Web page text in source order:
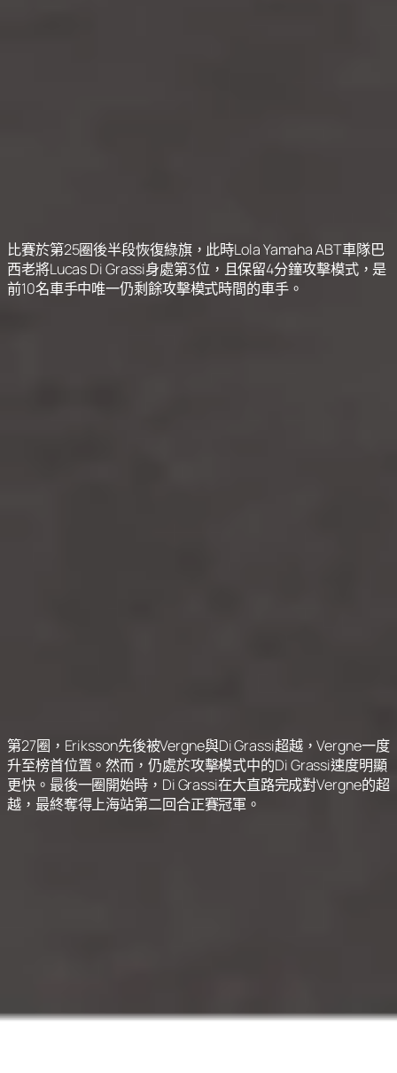
比賽於第25圈後半段恢復綠旗，此時Lola Yamaha ABT車隊巴
西老將Lucas Di Grassi身處第3位，且保留4分鐘攻擊模式，是
前10名車手中唯一仍剩餘攻擊模式時間的車手。
第27圈，Eriksson先後被Vergne與Di Grassi超越，Vergne一度
升至榜首位置。然而，仍處於攻擊模式中的Di Grassi速度明顯
更快。最後一圈開始時，Di Grassi在大直路完成對Vergne的超
越，最終奪得上海站第二回合正賽冠軍。